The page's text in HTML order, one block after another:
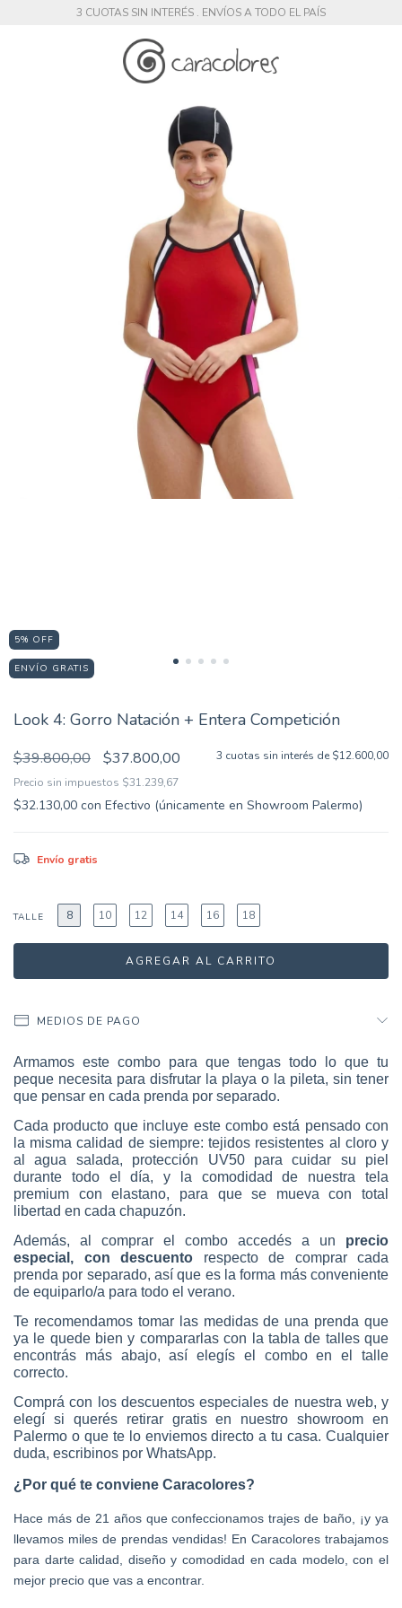
3 CUOTAS SIN INTERÉS . ENVÍOS A TODO EL PAÍS
5% OFF
ENVÍO GRATIS
Look 4: Gorro Natación + Entera Competición
$39.800,00 $37.800,00 3 cuotas sin interés de $12.600,00
Precio sin impuestos $31.239,67
$32.130,00 con Efectivo (únicamente en Showroom Palermo)
Envío gratis
TALLE 8 10 12 14 16 18
MEDIOS DE PAGO
Armamos este combo para que tengas todo lo que tu
peque necesita para disfrutar la playa o la pileta, sin tener
que pensar en cada prenda por separado.
Cada producto que incluye este combo está pensado con
la misma calidad de siempre: tejidos resistentes al cloro y
al agua salada, protección UV50 para cuidar su piel
durante todo el día, y la comodidad de nuestra tela
premium con elastano, para que se mueva con total
libertad en cada chapuzón.
Además, al comprar el combo accedés a un precio
especial, con descuento respecto de comprar cada
prenda por separado, así que es la forma más conveniente
de equiparlo/a para todo el verano.
Te recomendamos tomar las medidas de una prenda que
ya le quede bien y compararlas con la tabla de talles que
encontrás más abajo, así elegís el combo en el talle
correcto.
Comprá con los descuentos especiales de nuestra web, y
elegí si querés retirar gratis en nuestro showroom en
Palermo o que te lo enviemos directo a tu casa. Cualquier
duda, escribinos por WhatsApp.
¿Por qué te conviene Caracolores?
Hace más de 21 años que confeccionamos trajes de baño, ¡y ya
llevamos miles de prendas vendidas! En Caracolores trabajamos
para darte calidad, diseño y comodidad en cada modelo, con el
mejor precio que vas a encontrar.